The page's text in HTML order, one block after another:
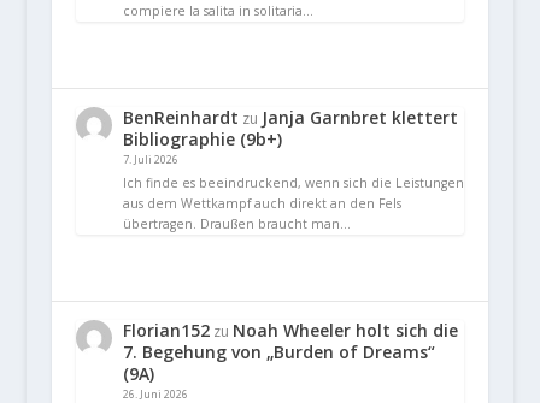
compiere la salita in solitaria…
BenReinhardt zu Janja Garnbret klettert
Bibliographie (9b+)
7. Juli 2026
Ich finde es beeindruckend, wenn sich die Leistungen
aus dem Wettkampf auch direkt an den Fels
übertragen. Draußen braucht man…
Florian152zu Noah Wheeler holt sich die
7. Begehung von „Burden of Dreams“
(9A)
26. Juni 2026